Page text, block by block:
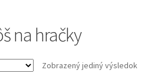
na hračky
Zobrazený jediný výsledok